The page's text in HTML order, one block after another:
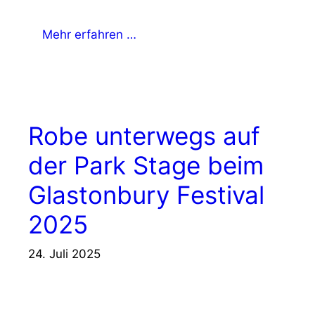
Mehr erfahren …
Robe unterwegs auf
der Park Stage beim
Glastonbury Festival
2025
24. Juli 2025